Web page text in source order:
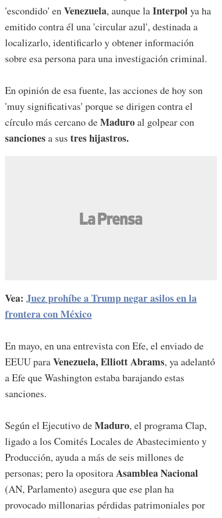
'escondido' enVenezuela, aunque laInterpol ya ha
emitido contra él una 'circular azul', destinada a
localizarlo, identificarlo y obtener información
sobre esa persona para una investigación criminal.
En opinión de esa fuente, las acciones de hoy son
'muy significativas' porque se dirigen contra el
círculo más cercano deMaduroal golpear con
sancionesa sus tres hijastros.
Vea: Juez prohíbe a Trump negar asilos en la
frontera con México
En mayo, en una entrevista con Efe, el enviado de
EEUU paraVenezuela, Elliott Abrams, ya adelantó
a Efe que Washington estaba barajando estas
sanciones.
Según el Ejecutivo deMaduro, el programa Clap,
ligado a los Comités Locales de Abastecimiento y
Producción, ayuda a más de seis millones de
personas; pero la opositoraAsamblea Nacional
(AN, Parlamento) asegura que ese plan ha
provocado millonarias pérdidas patrimoniales por